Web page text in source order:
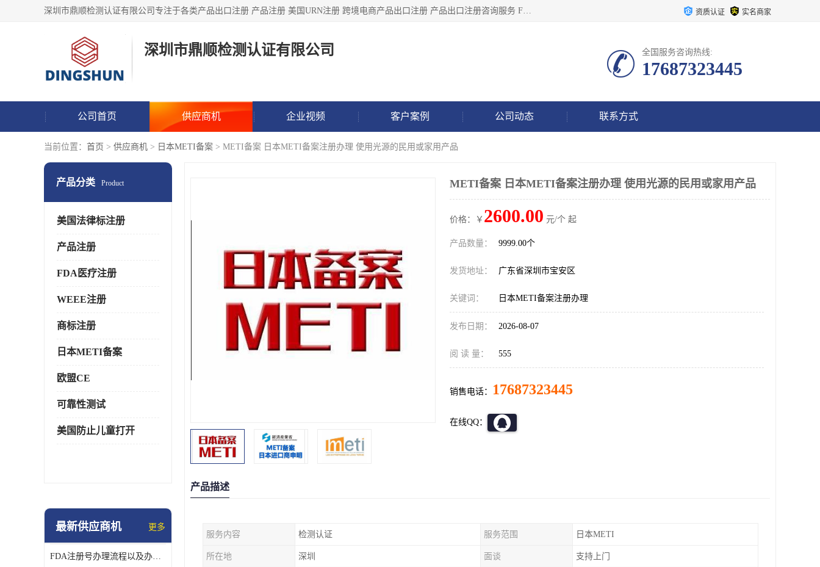
深圳市鼎顺检测认证有限公司专注于各类产品出口注册 产品注册 美国URN注册 跨境电商产品出口注册 产品出口注册咨询服务 FDA食品注册等我们是一家商务服务公司，为客户提供商标注册，本公司实力雄厚，能满足客户多种需求。 资质认证 实名商家
深圳市鼎顺检测认证有限公司 全国服务咨询热线:
17687323445
公司首页 供应商机 企业视频 客户案例 公司动态 联系方式
当前位置： 首页 > 供应商机 > 日本METI备案 > METI备案 日本METI备案注册办理 使用光源的民用或家用产品
产品分类 Product
美国法律标注册
产品注册
FDA医疗注册
WEEE注册
商标注册
日本METI备案
欧盟CE
可靠性测试
美国防止儿童打开
最新供应商机 更多
FDA注册号办理流程以及办理周期是多久
METI备案 日本METI备案注册办理 使用光源的民用或家用产品
价格：￥ 2600.00 元/个 起
产品数量： 9999.00个
发货地址： 广东省深圳市宝安区
关键词： 日本METI备案注册办理
发布日期： 2026-08-07
阅 读 量： 555
销售电话： 17687323445
在线QQ：
产品描述
服务内容 检测认证 服务范围 日本METI
所在地 深圳 面谈 支持上门